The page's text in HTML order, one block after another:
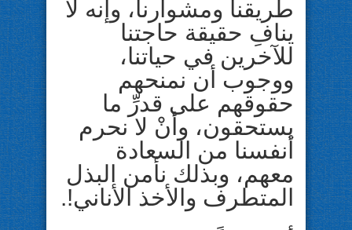
طريقنا ومشوارنا، وإنه لا
ينافِ حقيقة حاجتنا
للآخرين في حياتنا،
ووجوب أن نمنحهم
حقوقهم على قدرِّ ما
يستحقون، وأنْ لا نحرم
أنفسنا من السعادة
معهم، وبذلك نأمن البذل
المتطرف والأخذ الأناني!.